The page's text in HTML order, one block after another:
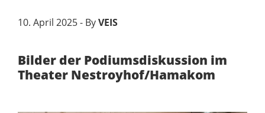
10. April 2025 - ByVEIS
Bilder der Podiumsdiskussion im
Theater Nestroyhof/Hamakom